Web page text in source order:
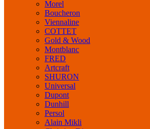
Morel
Boucheron
Viennaline
COTTET
Gold & Wood
Montblanc
FRED
Artcraft
SHURON
Universal
Dupont
Dunhill
Persol
Alain Mikli